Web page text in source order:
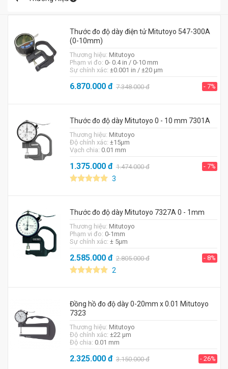
Thước đo độ dày điện tử Mitutoyo 547-300A
(0-10mm)
Thương hiệu: Mitutoyo
Phạm vi đo: 0- 0.4 in / 0-10 mm
Sự chính xác: ±0.001 in / ±20 μm
6.870.000đ 7.348.000đ - 7%
Thước đo độ dày Mitutoyo 0 - 10 mm 7301A
Thương hiệu: Mitutoyo
Độ chính xác: ±15μm
Vạch chia: 0.01 mm
1.375.000đ 1.474.000đ - 7%
3
Thước đo độ dày Mitutoyo 7327A 0 - 1mm
Thương hiệu: Mitutoyo
Phạm vi đo: 0-1mm
Sự chính xác: ± 5µm
2.585.000đ 2.805.000đ - 8%
2
Đồng hồ đo độ dày 0-20mm x 0.01 Mitutoyo
7323
Thương hiệu: Mitutoyo
Độ chính xác: ±22 µm
Độ chia: 0.01 mm
2.325.000đ 3.150.000đ - 26%